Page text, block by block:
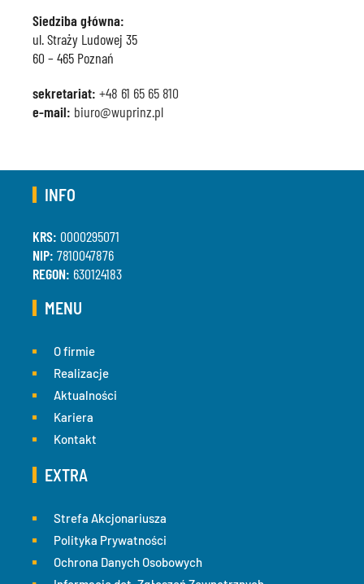
Siedziba główna:
ul. Straży Ludowej 35
60 – 465 Poznań
sekretariat: +48 61 65 65 810
e-mail: biuro@wuprinz.pl
INFO
KRS: 0000295071
NIP: 7810047876
REGON: 630124183
MENU
O firmie
Realizacje
Aktualności
Kariera
Kontakt
EXTRA
Strefa Akcjonariusza
Polityka Prywatności
Ochrona Danych Osobowych